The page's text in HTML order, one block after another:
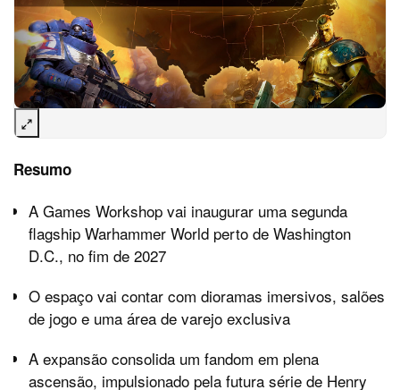
Resumo
A Games Workshop vai inaugurar uma segunda
flagship Warhammer World perto de Washington
D.C., no fim de 2027
O espaço vai contar com dioramas imersivos, salões
de jogo e uma área de varejo exclusiva
A expansão consolida um fandom em plena
ascensão, impulsionado pela futura série de Henry